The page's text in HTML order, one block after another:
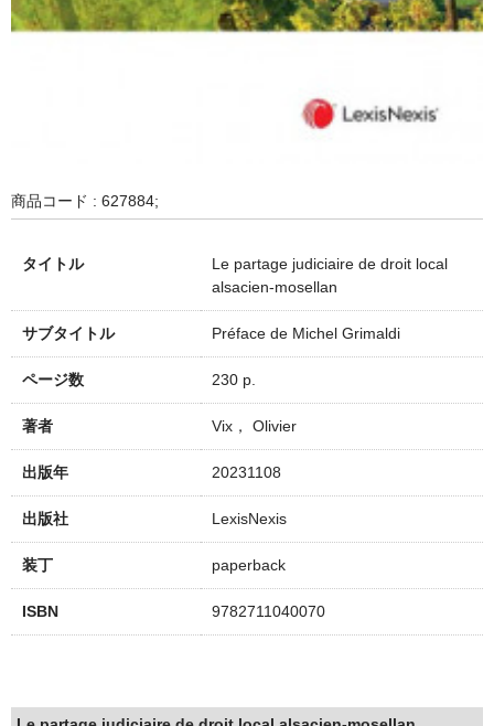
商品コード : 627884;
タイトル
Le partage judiciaire de droit local
alsacien-mosellan
サブタイトル Préface de Michel Grimaldi
ページ数 230 p.
著者 Vix， Olivier
出版年 20231108
出版社 LexisNexis
装丁 paperback
ISBN 9782711040070